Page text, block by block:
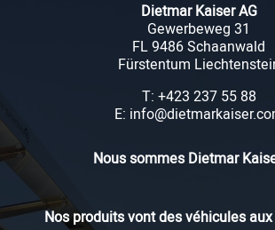
Nous sommes Dietmar
Nos produits vont des véhicules
Dietmar Kaiser AG
Gewerbeweg 31
FL 9486 Schaanwald
Fürstentum
T: +423 237 55 88
E: